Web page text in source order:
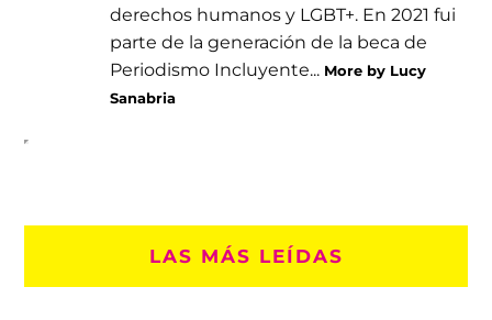
derechos humanos y LGBT+. En 2021 fui
parte de la generación de la beca de
Periodismo Incluyente... More by Lucy
Sanabria
LAS MÁS LEÍDAS